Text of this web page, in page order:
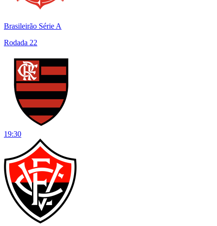
Brasileirão Série A
Rodada 22
19:30